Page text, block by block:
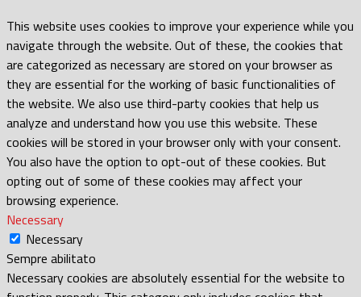
This website uses cookies to improve your experience while you
navigate through the website. Out of these, the cookies that
are categorized as necessary are stored on your browser as
they are essential for the working of basic functionalities of
the website. We also use third-party cookies that help us
analyze and understand how you use this website. These
cookies will be stored in your browser only with your consent.
You also have the option to opt-out of these cookies. But
opting out of some of these cookies may affect your
browsing experience.
Necessary
Necessary
Sempre abilitato
Necessary cookies are absolutely essential for the website to